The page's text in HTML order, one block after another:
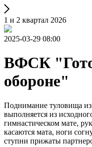
1 и 2 квартал 2026
2025-03-29 08:00
ВФСК
обороне"
Поднимание туловища
выполняется из
гимнастическом мате,
касаются мата, ноги
ступни прижаты